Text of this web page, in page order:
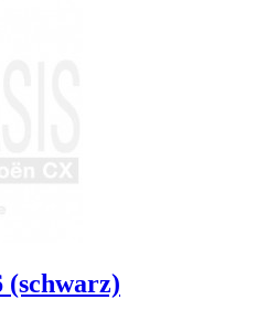
(schwarz)